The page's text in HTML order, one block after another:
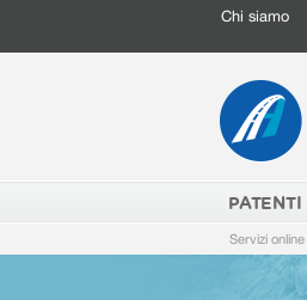
Chi siamo
PATENTI
Servizi online